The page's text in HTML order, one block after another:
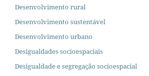
Desenvolvimento rural
Desenvolvimento sustentável
Desenvolvimento urbano
Desigualdades socioespaciais
Desigualdade e segregação socioespacial